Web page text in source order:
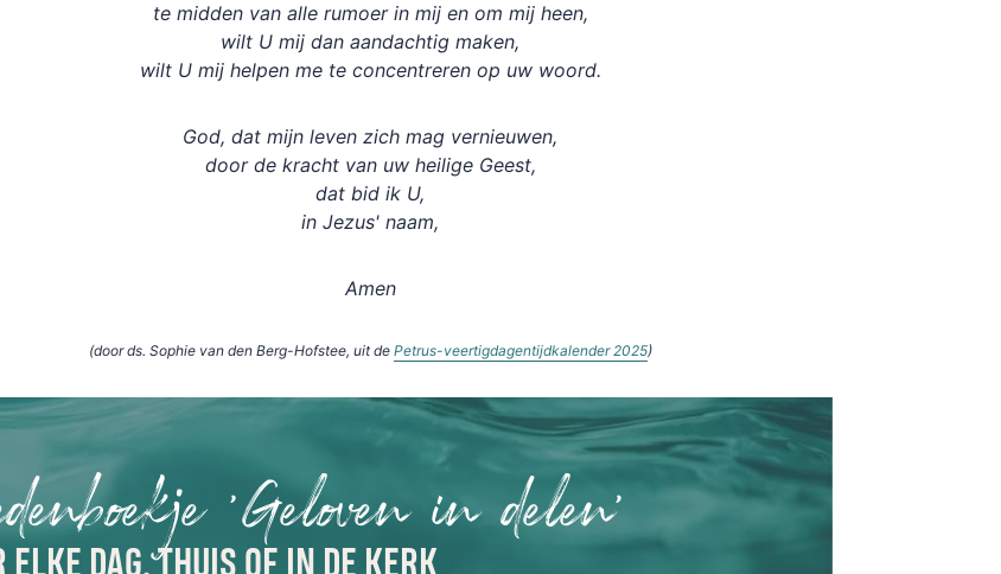
te midden van alle rumoer in mij en om mij heen,
wilt U mij dan aandachtig maken,
wilt U mij helpen me te concentreren op uw woord.
God, dat mijn leven zich mag vernieuwen,
door de kracht van uw heilige Geest,
dat bid ik U,
in Jezus' naam,
Amen
(door ds. Sophie van den Berg-Hofstee, uit de Petrus-veertigdagentijdkalender 2025)
'Geloven in delen'